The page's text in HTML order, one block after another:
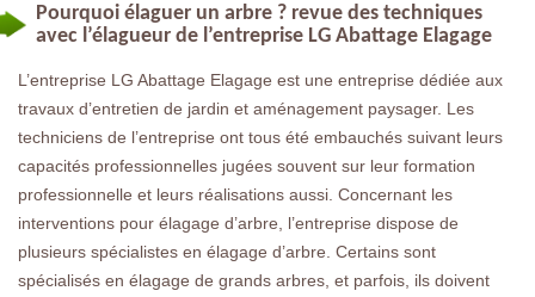
Pourquoi élaguer un arbre ? revue des techniques
avec l’élagueur de l’entreprise LG Abattage Elagage
L’entreprise LG Abattage Elagage est une entreprise dédiée aux
travaux d’entretien de jardin et aménagement paysager. Les
techniciens de l’entreprise ont tous été embauchés suivant leurs
capacités professionnelles jugées souvent sur leur formation
professionnelle et leurs réalisations aussi. Concernant les
interventions pour élagage d’arbre, l’entreprise dispose de
plusieurs spécialistes en élagage d’arbre. Certains sont
spécialisés en élagage de grands arbres, et parfois, ils doivent